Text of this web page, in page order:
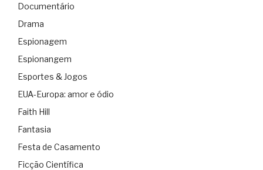
Documentário
Drama
Espionagem
Espionangem
Esportes & Jogos
EUA-Europa: amor e ódio
Faith Hill
Fantasia
Festa de Casamento
Ficção Científica